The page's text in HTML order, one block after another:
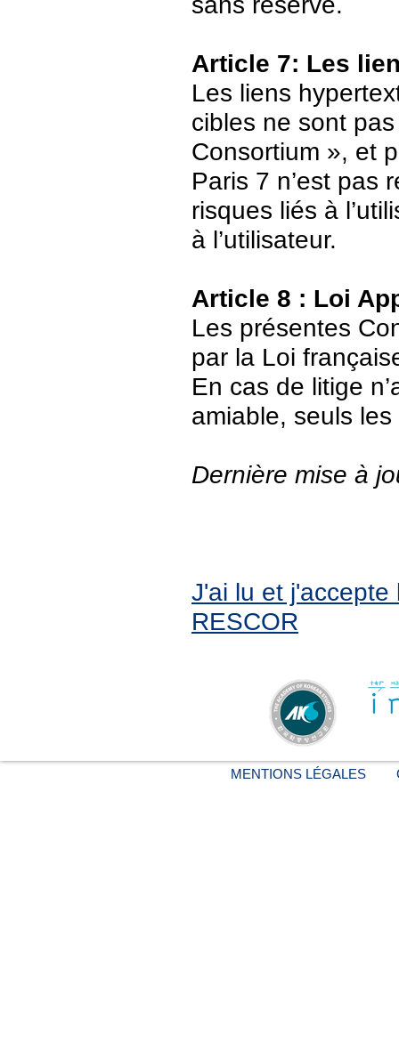
Article 7: Les
Les liens
cibles ne sont
Consortium », et
Paris 7 n’est pas
risques liés à
à l’utilisateur.
Article 8 : Loi
Les présentes
par la Loi
En cas de litige
amiable, seuls
Dernière mise à
J'ai lu et
RESCOR
MENTIONS LÉGALES